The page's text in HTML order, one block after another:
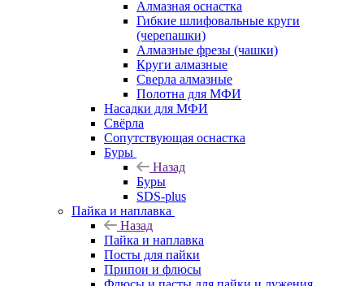
Алмазная оснастка
Гибкие шлифовальные круги
(черепашки)
Алмазные фрезы (чашки)
Круги алмазные
Сверла алмазные
Полотна для МФИ
Насадки для МФИ
Свёрла
Сопутствующая оснастка
Буры
Назад
Буры
SDS-plus
Пайка и наплавка
Назад
Пайка и наплавка
Посты для пайки
Припои и флюсы